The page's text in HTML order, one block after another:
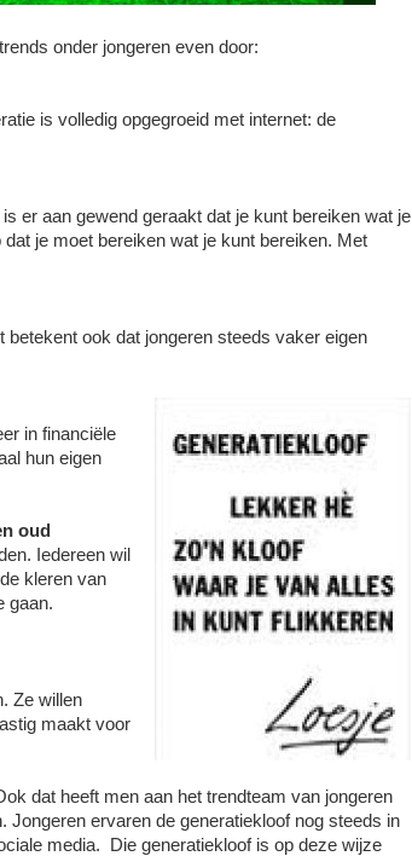
onder jongeren even door:
is volledig opgegroeid met internet: de
er aan gewend geraakt dat je kunt bereiken wat je
je moet bereiken wat je kunt bereiken. Met
betekent ook dat jongeren steeds vaker eigen
in financiële
hun eigen
oud
Iedereen wil
kleren van
gaan.
Ze willen
maakt voor
dat heeft men aan het trendteam van jongeren
Jongeren ervaren de generatiekloof nog steeds in
media. Die generatiekloof is op deze wijze